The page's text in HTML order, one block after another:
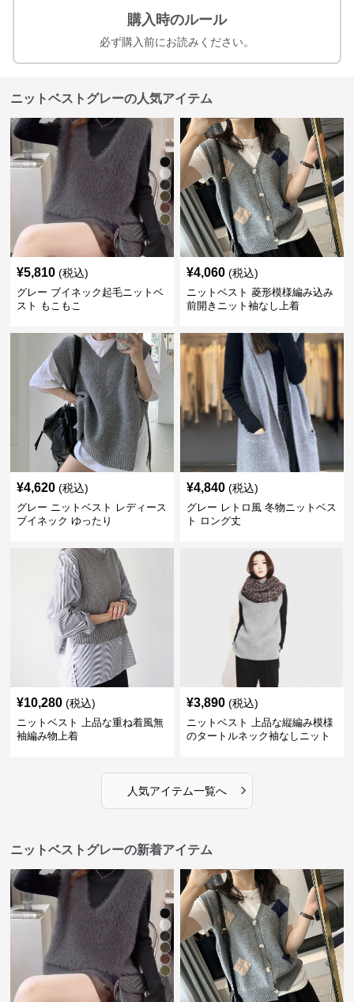
購入時のルール
必ず購入前にお読みください。
ニットベストグレーの人気アイテム
¥5,810 (税込)
グレー ブイネック起毛ニットベ
スト もこもこ
¥4,060 (税込)
ニットベスト 菱形模様編み込み
前開きニット袖なし上着
¥4,620 (税込)
グレー ニットベスト レディース
ブイネック ゆったり
¥4,840 (税込)
グレー レトロ風 冬物ニットベス
ト ロング丈
¥10,280 (税込)
ニットベスト 上品な重ね着風無
袖編み物上着
¥3,890 (税込)
ニットベスト 上品な縦編み模様
のタートルネック袖なしニット
人気アイテム一覧へ ›
ニットベストグレーの新着アイテム